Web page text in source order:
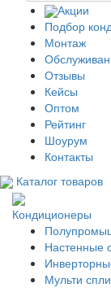
Акции
Подбор
Монтаж
Отзывы
Кейсы
Оптом
Рейтинг
Шоурум
Контакты
Каталог товаров
Кондиционеры
Настенные
Мульти